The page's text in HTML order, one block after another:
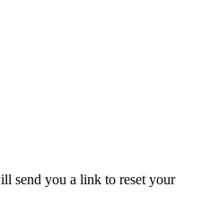
send you a link to reset your